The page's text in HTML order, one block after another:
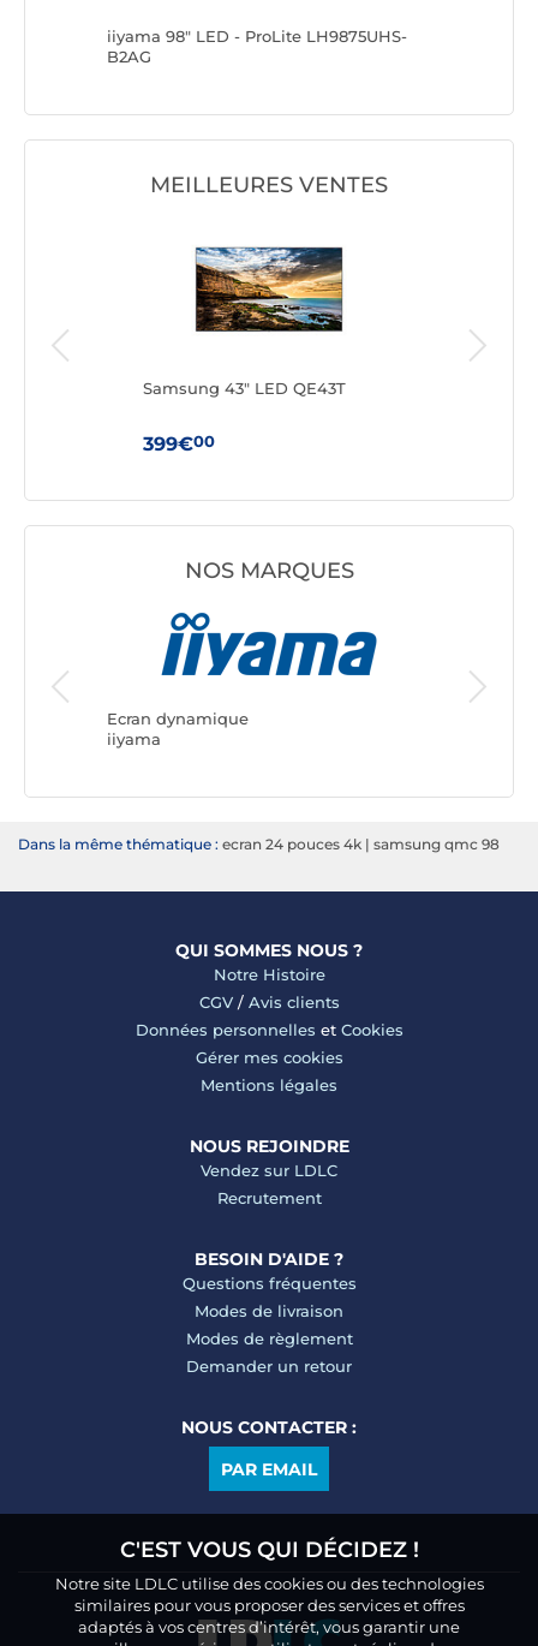
iiyama 98" LED - ProLite LH9875UHS-
B2AG
MEILLEURES VENTES
Samsung 43" LED QE43T
399€00
NOS MARQUES
Ecran dynamique
iiyama
Dans la même thématique : ecran 24 pouces 4k | samsung qmc 98
QUI SOMMES NOUS ?
Notre Histoire
CGV/ Avis clients
Données personnelles et Cookies
Gérer mes cookies
Mentions légales
NOUS REJOINDRE
Vendez sur LDLC
Recrutement
BESOIN D'AIDE ?
Questions fréquentes
Modes de livraison
Modes de règlement
Demander un retour
NOUS CONTACTER :
PAR EMAIL
C'EST VOUS QUI DÉCIDEZ !
Notre site LDLC utilise des cookies ou des technologies
similaires pour vous proposer des services et offres
adaptés à vos centres d’intérêt, vous garantir une